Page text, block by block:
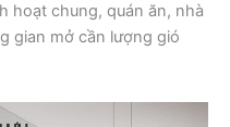
hoạt chung, quán ăn, nhà
gian mở cần lượng gió